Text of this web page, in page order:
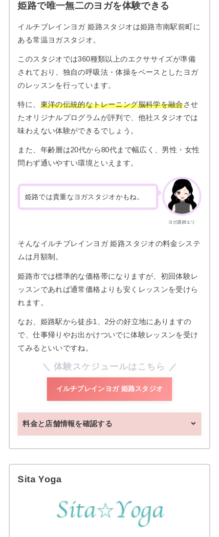
姫路で唯一無二のヨガを体験できる
イルチブレインヨガ 姫路スタジオは姫路市南駅前町に
ある常温ヨガスタジオ。
このスタジオでは360種類以上のエクササイズが準備
されており、独自の呼吸法・体操をベースとしたヨガ
のレッスンを行っています。
特に、 東洋の伝統的なトレーニング脳科学を融合させ
たオリジナルプログラムが評判で、他社スタジオでは
味わえない体験ができるでしょう。
また、年齢層は20代から80代まで幅広く、男性・女性
問わず通いやすい環境といえます。
ヨガ講師エリ
姫路では貴重なヨガスタジオかもね。
そんなイルチブレインヨガ 姫路スタジオの料金システ
ムは月額制。
姫路市では標準的な価格帯になりますが、初回体験レ
ッスンであれば通常価格よりも安くレッスンを受けら
れます。
なお、姫路駅から徒歩1、2分の好立地にありますの
で、仕事帰りやお出かけついでに体験レッスンを受け
てみるといいですね。
体験スケジュールはこちら
イルチブレインヨガ 姫路スタジオ
料金と店舗情報を確認する
Sita Yoga